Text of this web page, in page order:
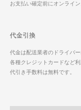
お支払い確定前にオンライ
代金引換
代金は配送業者のドライバー
各種クレジットカードなど利
代引き手数料は無料です。